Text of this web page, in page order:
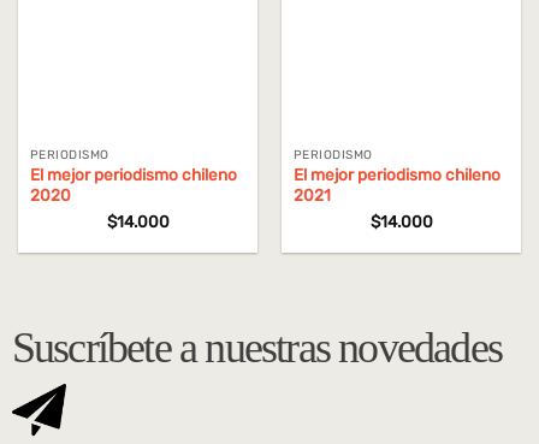
PERIODISMO
El mejor periodismo chileno
2020
$14.000
PERIODISMO
El mejor periodismo chileno
2021
$14.000
Suscríbete a nuestras novedades